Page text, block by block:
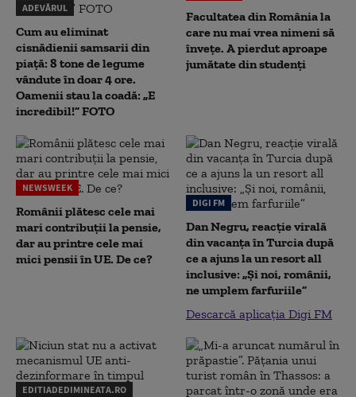
ADEVĂRUL
Cum au eliminat
cisnădienii samsarii din
piață: 8 tone de legume
vândute în doar 4 ore.
Oamenii stau la coadă: „E
incredibil!” FOTO
Facultatea din România la
care nu mai vrea nimeni să
înveţe. A pierdut aproape
jumătate din studenţi
NEWSWEEK
Românii plătesc cele mai
mari contribuții la pensie,
dar au printre cele mai
mici pensii în UE. De ce?
DIGI FM
Dan Negru, reacție virală
din vacanța în Turcia după
ce a ajuns la un resort all
inclusive: „Și noi, românii,
ne umplem farfuriile”
Descarcă aplicația Digi FM
EDITIADEDIMINEATA.RO